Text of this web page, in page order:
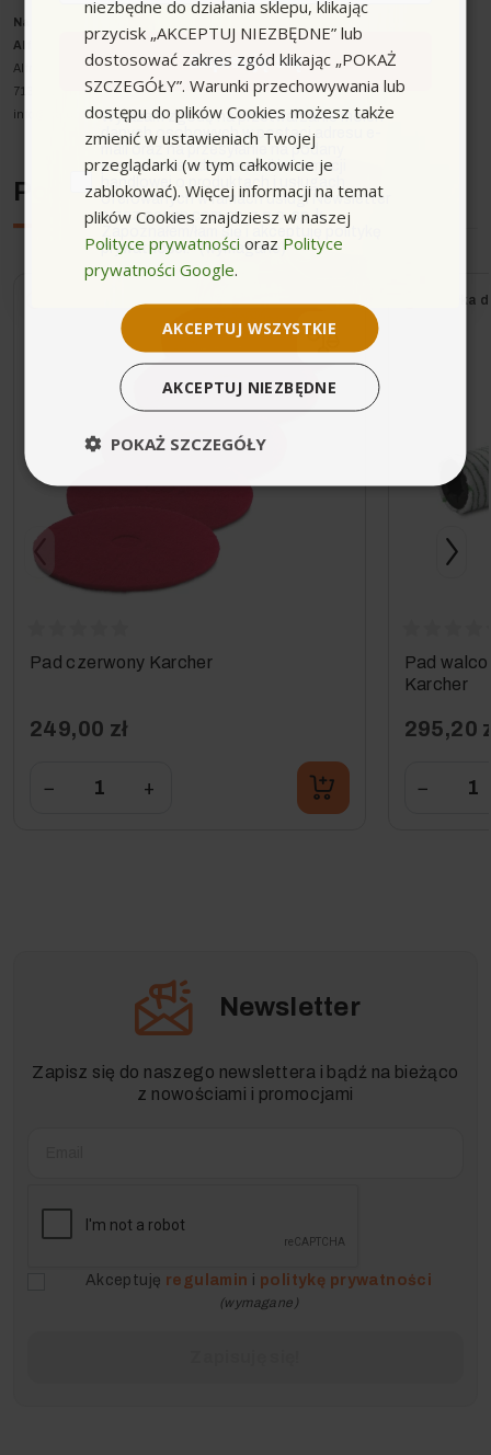
Nazwa producenta oraz o
Alfred Kärcher SE & Co. KG
Alfred-Kärcher-Strasse 28-40
71364 Winnenden
info@karcher.com
Podobne urządzenia
Wysyłka do 24h
Pad czerwony Karcher
249,00 zł
− +
Wysyłka
Pad
Karcher
295,20
−
Newsletter
Zapisz się do naszego newslettera i bądź na bieżąco
z nowościami i promocjami
Akceptuję regulamin i politykę prywatności
(wymagane)
niezbędne do działania sklepu, klikając
przycisk „AKCEPTUJ NIEZBĘDNE” lub
dostosować zakres zgód klikając „POKAŻ
SZCZEGÓŁY”. Warunki przechowywania lub
dostępu do plików Cookies możesz także
zmienić w ustawieniach Twojej
przeglądarki (w tym całkowicie je
zablokować). Więcej informacji na temat
plików Cookies znajdziesz w naszej
Polityce prywatności oraz Polityce
prywatności Google.
AKCEPTUJ WSZYSTKIE
AKCEPTUJ NIEZBĘDNE
POKAŻ SZCZEGÓŁY
Zapisuję się
zgodaWyrażam zgodę na przetwarzanie moich
danych osobowych w postaci adresu e-
mail oraz na przesyłanie na podany
przeze mnie adres e-mail informacji
handlowej o produktach i usługach
oferowanych w ramach usługi Newsletter
przez ocean.com sp. z o.o. sp. k.
Zapoznałem/łam się i akceptuję politykę
prywatności. *(wymagane)